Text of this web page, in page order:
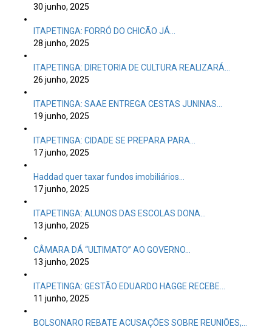
30 junho, 2025
ITAPETINGA: FORRÓ DO CHICÃO JÁ…
28 junho, 2025
ITAPETINGA: DIRETORIA DE CULTURA REALIZARÁ…
26 junho, 2025
ITAPETINGA: SAAE ENTREGA CESTAS JUNINAS…
19 junho, 2025
ITAPETINGA: CIDADE SE PREPARA PARA…
17 junho, 2025
Haddad quer taxar fundos imobiliários…
17 junho, 2025
ITAPETINGA: ALUNOS DAS ESCOLAS DONA…
13 junho, 2025
CÂMARA DÁ “ULTIMATO” AO GOVERNO…
13 junho, 2025
ITAPETINGA: GESTÃO EDUARDO HAGGE RECEBE…
11 junho, 2025
BOLSONARO REBATE ACUSAÇÕES SOBRE REUNIÕES,…